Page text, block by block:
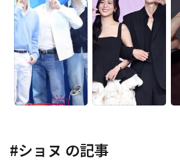
#ショヌ の記事